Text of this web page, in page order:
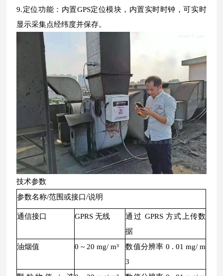
9.定位功能：内置GPS定位模块，内置实时时钟，可实时
显示采集点经纬度并保存。
技术参数
参数名称/范围或接口/说明
通信接口 GPRS 无线
通过 GPRS 方式上传数
据
油烟值
0 ~ 20 mg/ m³
数值分辨率 0 . 01 mg/ m
3